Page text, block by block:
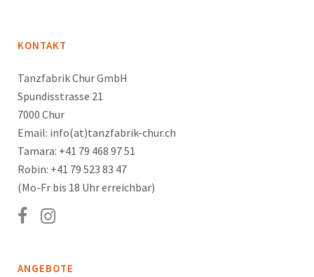
KONTAKT
Tanzfabrik Chur GmbH
Spundisstrasse 21
7000 Chur
Email: info(at)tanzfabrik-chur.ch
Tamara: +41 79 468 97 51
Robin: +41 79 523 83 47
(Mo-Fr bis 18 Uhr erreichbar)
ANGEBOTE